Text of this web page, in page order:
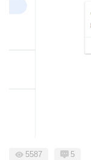
5587 5